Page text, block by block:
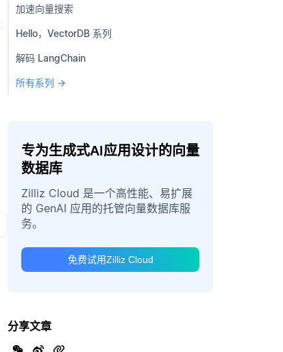
加速向量搜索
Hello，VectorDB 系列
解码 LangChain
所有系列 →
专为生成式AI应用设计的向量
数据库
Zilliz Cloud 是一个高性能、易扩展
的 GenAI 应用的托管向量数据库服
务。
免费试用Zilliz Cloud
分享文章